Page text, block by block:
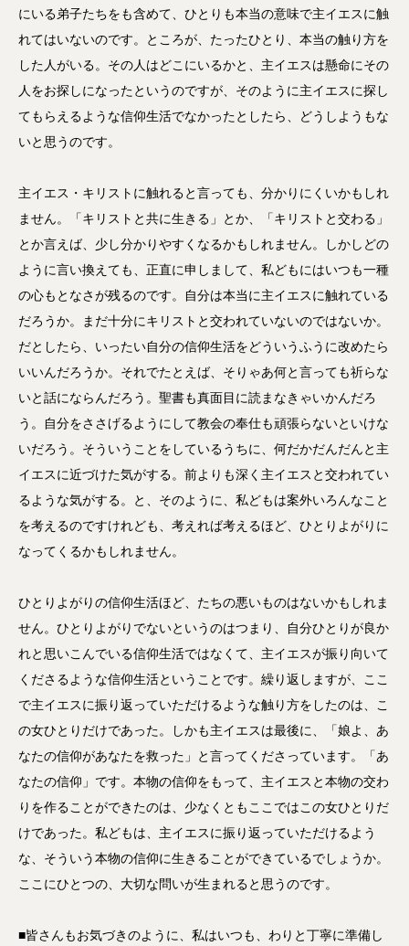
にいる弟子たちをも含めて、ひとりも本当の意味で主イエスに触
れてはいないのです。ところが、たったひとり、本当の触り方を
した人がいる。その人はどこにいるかと、主イエスは懸命にその
人をお探しになったというのですが、そのように主イエスに探し
てもらえるような信仰生活でなかったとしたら、どうしようもな
いと思うのです。
主イエス・キリストに触れると言っても、分かりにくいかもしれ
ません。「キリストと共に生きる」とか、「キリストと交わる」
とか言えば、少し分かりやすくなるかもしれません。しかしどの
ように言い換えても、正直に申しまして、私どもにはいつも一種
の心もとなさが残るのです。自分は本当に主イエスに触れている
だろうか。まだ十分にキリストと交われていないのではないか。
だとしたら、いったい自分の信仰生活をどういうふうに改めたら
いいんだろうか。それでたとえば、そりゃあ何と言っても祈らな
いと話にならんだろう。聖書も真面目に読まなきゃいかんだろ
う。自分をささげるようにして教会の奉仕も頑張らないといけな
いだろう。そういうことをしているうちに、何だかだんだんと主
イエスに近づけた気がする。前よりも深く主イエスと交われてい
るような気がする。と、そのように、私どもは案外いろんなこと
を考えるのですけれども、考えれば考えるほど、ひとりよがりに
なってくるかもしれません。
ひとりよがりの信仰生活ほど、たちの悪いものはないかもしれま
せん。ひとりよがりでないというのはつまり、自分ひとりが良か
れと思いこんでいる信仰生活ではなくて、主イエスが振り向いて
くださるような信仰生活ということです。繰り返しますが、ここ
で主イエスに振り返っていただけるような触り方をしたのは、こ
の女ひとりだけであった。しかも主イエスは最後に、「娘よ、あ
なたの信仰があなたを救った」と言ってくださっています。「あ
なたの信仰」です。本物の信仰をもって、主イエスと本物の交わ
りを作ることができたのは、少なくともここではこの女ひとりだ
けであった。私どもは、主イエスに振り返っていただけるよう
な、そういう本物の信仰に生きることができているでしょうか。
ここにひとつの、大切な問いが生まれると思うのです。
■皆さんもお気づきのように、私はいつも、わりと丁寧に準備し